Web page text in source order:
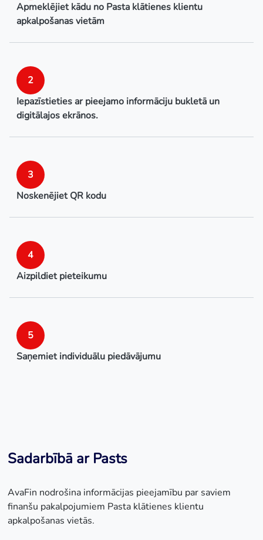
Apmeklējiet kādu no Pasta klātienes klientu
apkalpošanas vietām
2
Iepazīstieties ar pieejamo informāciju bukletā un
digitālajos ekrānos.
3
Noskenējiet QR kodu
4
Aizpildiet pieteikumu
5
Saņemiet individuālu piedāvājumu
Sadarbībā ar Pasts
AvaFin nodrošina informācijas pieejamību par saviem
finanšu pakalpojumiem Pasta klātienes klientu
apkalpošanas vietās.